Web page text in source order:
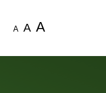
A A A